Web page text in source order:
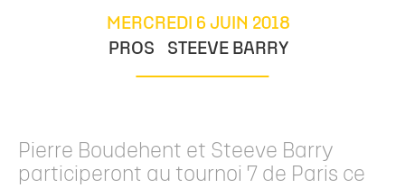
MERCREDI 6 JUIN 2018
PROS
STEEVE BARRY
Pierre Boudehent et Steeve Barry
participeront au tournoi 7 de Paris ce